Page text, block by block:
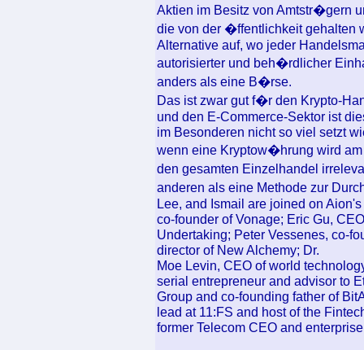
Aktien im Besitz von Amtstr�gern
die von der �ffentlichkeit gehalten
Alternative auf, wo jeder
autorisierter und beh�rdlicher
anders als eine B�rse.
Das ist zwar gut f�r den Krypto-
und den E-Commerce-Sektor ist
im Besonderen nicht so viel setzt
wenn eine Kryptow�hrung wird
den gesamten Einzelhandel
anderen als eine Methode zur
Lee, and Ismail are joined on
co-founder of Vonage; Eric Gu,
Undertaking; Peter Vessenes, co-
director of New Alchemy; Dr.
Moe Levin, CEO of world
serial entrepreneur and advisor to
Group and co-founding father of
lead at 11:FS and host of the
former Telecom CEO and